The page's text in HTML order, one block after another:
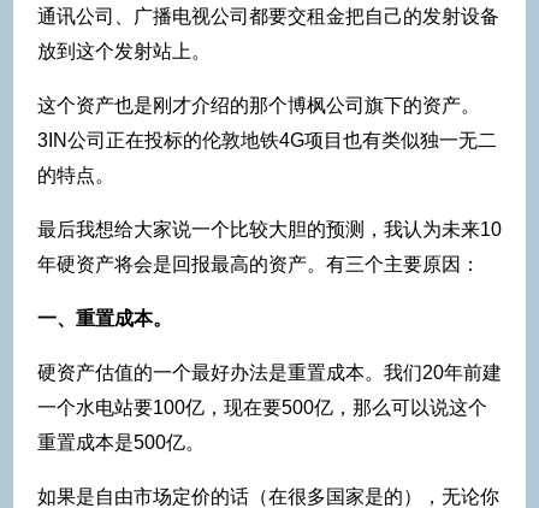
通讯公司、广播电视公司都要交租金把自己的发射设备
放到这个发射站上。
这个资产也是刚才介绍的那个博枫公司旗下的资产。
3IN公司正在投标的伦敦地铁4G项目也有类似独一无二
的特点。
最后我想给大家说一个比较大胆的预测，我认为未来10
年硬资产将会是回报最高的资产。有三个主要原因：
一、重置成本。
硬资产估值的一个最好办法是重置成本。我们20年前建
一个水电站要100亿，现在要500亿，那么可以说这个
重置成本是500亿。
如果是自由市场定价的话（在很多国家是的），无论你